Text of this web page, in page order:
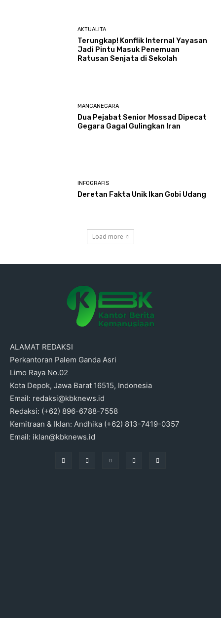
AKTUALITA
Terungkap! Konflik Internal Yayasan
Jadi Pintu Masuk Penemuan
Ratusan Senjata di Sekolah
MANCANEGARA
Dua Pejabat Senior Mossad Dipecat
Gegara Gagal Gulingkan Iran
INFOGRAFIS
Deretan Fakta Unik Ikan Gobi Udang
Load more
ALAMAT REDAKSI
Perkantoran Palem Ganda Asri
Limo Raya No.02
Kota Depok, Jawa Barat 16515, Indonesia
Email: redaksi@kbknews.id
Redaksi: (+62) 896-6788-7558
Kemitraan & Iklan: Andhika (+62) 813-7419-0357
Email: iklan@kbknews.id